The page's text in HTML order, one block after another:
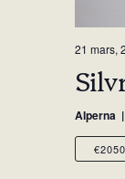
21 mars,
Alperna
€2050